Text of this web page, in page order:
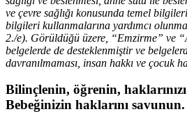
ve çevre sağlığı konusunda temel
bilgileri kullanmalarına yardımcı
2./e). Görüldüğü üzere, “Emzirme” ve
belgelerde de desteklenmiştir ve
davranılmaması, insan hakkı ve çocuk
Bilinçlenin, öğrenin,
Bebeğinizin haklarını savunun.